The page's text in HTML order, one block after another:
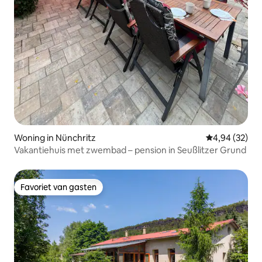
Woning in Nünchritz Gemiddelde
4,94 (32)
Vakantiehuis met zwembad – pension in Seußlitzer Grund
Favoriet van gasten
Favoriet van gasten